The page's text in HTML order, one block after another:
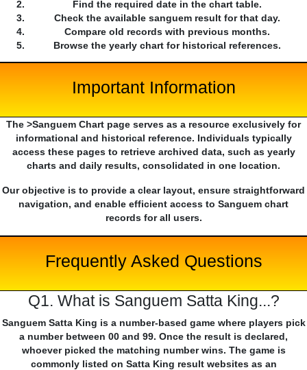
Find the required date in the chart table.
Check the available sanguem result for that day.
Compare old records with previous months.
Browse the yearly chart for historical references.
Important Information
The >Sanguem Chart page serves as a resource exclusively for
informational and historical reference. Individuals typically
access these pages to retrieve archived data, such as yearly
charts and daily results, consolidated in one location.
Our objective is to provide a clear layout, ensure straightforward
navigation, and enable efficient access to Sanguem chart
records for all users.
Frequently Asked Questions
Q1. What is Sanguem Satta King...?
Sanguem Satta King is a number-based game where players pick
a number between 00 and 99. Once the result is declared,
whoever picked the matching number wins. The game is
commonly listed on Satta King result websites as an